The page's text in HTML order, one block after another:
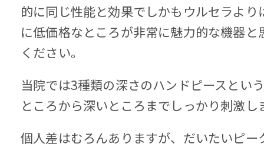
的に同じ性能と効果でしかもウルセラより
に低価格なところが非常に魅力的な機器と
ください。
当院では3種類の深さのハンドピースとい
ところから深いところまでしっかり刺激し
個人差はむろんありますが、だいたいピー